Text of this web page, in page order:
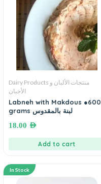
Dairy Products منتجات الألبان و
الأجبان
Labneh with Makdous ●600
grams لبنة بالمقدوس
18.00 AED
Add to cart
In Stock